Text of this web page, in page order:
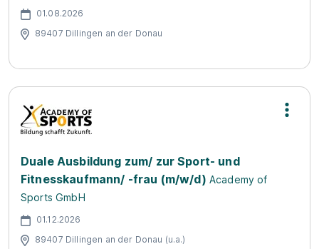
01.08.2026
89407 Dillingen an der Donau
Duale Ausbildung zum/ zur Sport- und
Fitnesskaufmann/ -frau (m/w/d) Academy of
Sports GmbH
01.12.2026
89407 Dillingen an der Donau (u.a.)